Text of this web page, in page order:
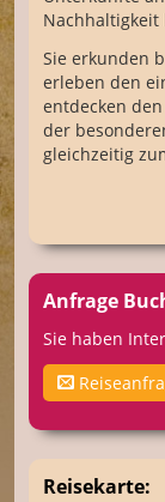
Sie erkunden
erleben den
entdecken
der
gleichzeitig
Anfrage
Sie haben
Reisekarte: